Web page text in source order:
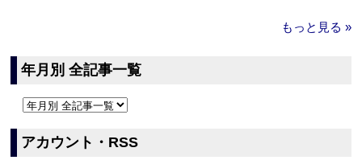
もっと見る »
年月別 全記事一覧
アカウント・RSS